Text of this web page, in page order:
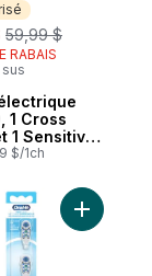
, formerly:
59,99 $
RABAIS
1 Cross
1 Sensitive
$/1ch
rechargeable iO
Ajouter